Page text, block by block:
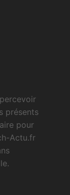
présents
pour
Actu.fr